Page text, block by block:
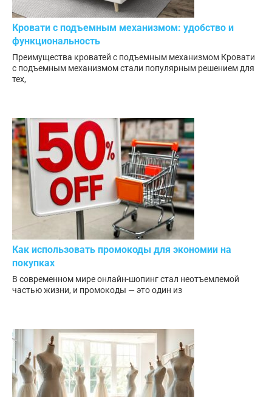
Кровати с подъемным механизмом: удобство и
функциональность
Преимущества кроватей с подъемным механизмом Кровати
с подъемным механизмом стали популярным решением для
тех,
Как использовать промокоды для экономии на
покупках
В современном мире онлайн-шопинг стал неотъемлемой
частью жизни, и промокоды — это один из